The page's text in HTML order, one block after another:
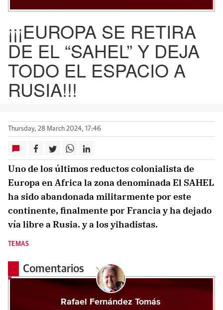
¡¡¡EUROPA SE RETIRA
DE EL “SAHEL” Y DEJA
TODO EL ESPACIO A
RUSIA!!!
Thursday, 28 March 2024, 17:46
Uno de los últimos reductos colonialista de
Europa en Africa la zona denominada El SAHEL
ha sido abandonada militarmente por este
continente, finalmente por Francia y ha dejado
vía libre a Rusia. y a los yihadistas.
TEMAS
Comentarios
Rafael Fernández Tomás